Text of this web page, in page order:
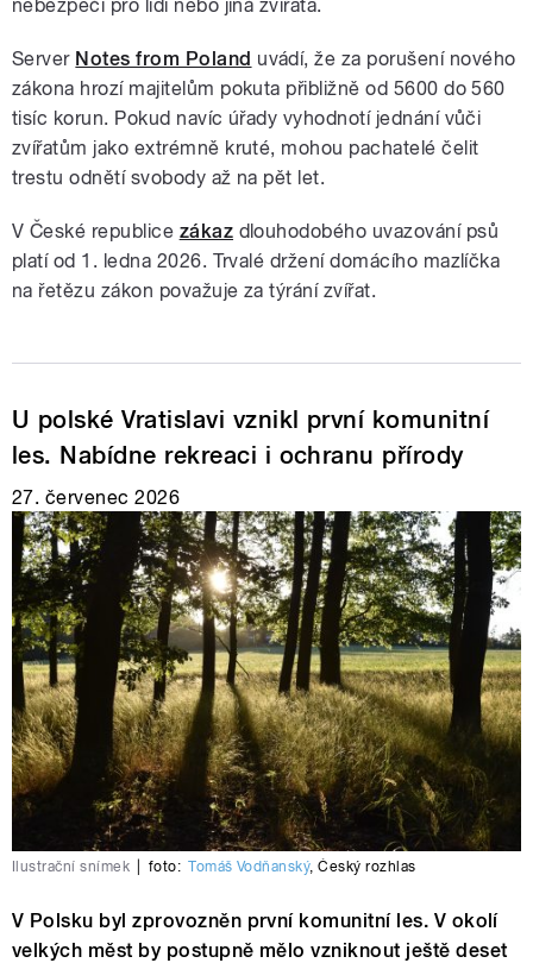
nebezpečí pro lidi nebo jiná zvířata.
Server Notes from Poland uvádí, že za porušení nového
zákona hrozí majitelům pokuta přibližně od 5600 do 560
tisíc korun. Pokud navíc úřady vyhodnotí jednání vůči
zvířatům jako extrémně kruté, mohou pachatelé čelit
trestu odnětí svobody až na pět let.
V České republice zákaz dlouhodobého uvazování psů
platí od 1. ledna 2026. Trvalé držení domácího mazlíčka
na řetězu zákon považuje za týrání zvířat.
U polské Vratislavi vznikl první komunitní
les. Nabídne rekreaci i ochranu přírody
27. červenec 2026
Ilustrační snímek foto: Tomáš Vodňanský,Český rozhlas
V Polsku byl zprovozněn první komunitní les. V okolí
velkých měst by postupně mělo vzniknout ještě deset